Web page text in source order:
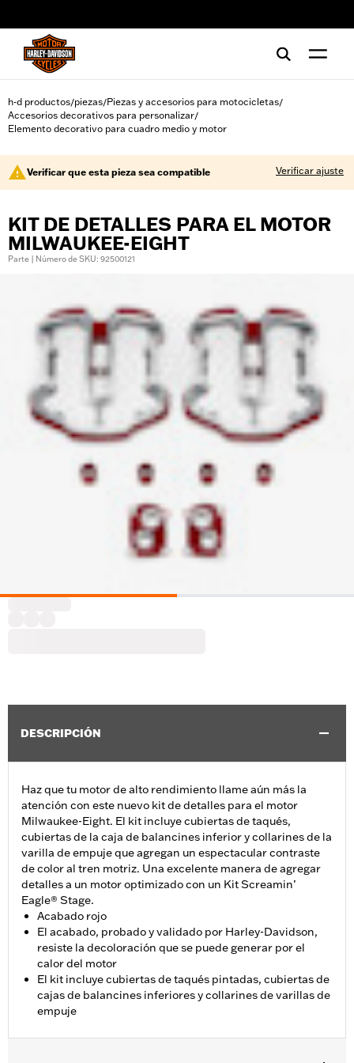
h-d productos/piezas/Piezas y accesorios para motocicletas/
Accesorios decorativos para personalizar/
Elemento decorativo para cuadro medio y motor
Verificar que esta pieza sea compatible Verificar ajuste
KIT DE DETALLES PARA EL MOTOR
MILWAUKEE-EIGHT
Parte | Número de SKU: 92500121
DESCRIPCIÓN
Haz que tu motor de alto rendimiento llame aún más la
atención con este nuevo kit de detalles para el motor
Milwaukee-Eight. El kit incluye cubiertas de taqués,
cubiertas de la caja de balancines inferior y collarines de la
varilla de empuje que agregan un espectacular contraste
de color al tren motriz. Una excelente manera de agregar
detalles a un motor optimizado con un Kit Screamin’
Eagle® Stage.
Acabado rojo
El acabado, probado y validado por Harley-Davidson,
resiste la decoloración que se puede generar por el
calor del motor
El kit incluye cubiertas de taqués pintadas, cubiertas de
cajas de balancines inferiores y collarines de varillas de
empuje